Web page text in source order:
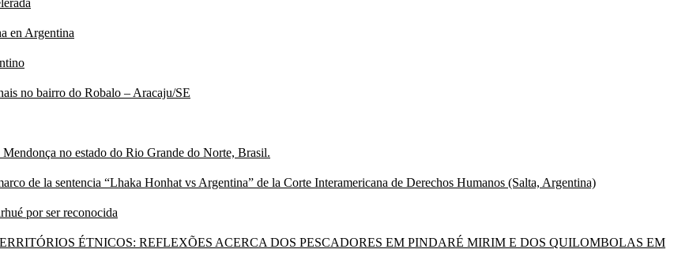
en Argentina
no bairro do Robalo – Aracaju/SE
no estado do Rio Grande do Norte, Brasil.
de la sentencia “Lhaka Honhat vs Argentina” de la Corte Interamericana de Derechos Humanos (Salta, Argentina)
por ser reconocida
ÉTNICOS: REFLEXÕES ACERCA DOS PESCADORES EM PINDARÉ MIRIM E DOS QUILOMBOLAS EM